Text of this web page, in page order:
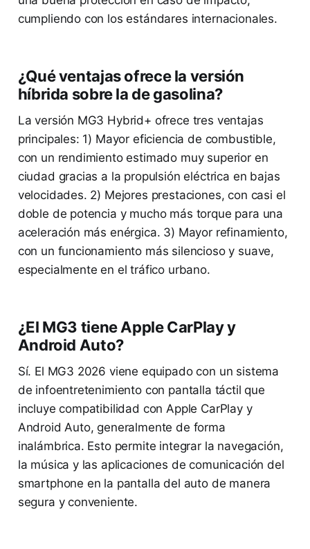
cumpliendo con los estándares internacionales.
¿Qué ventajas ofrece la versión
híbrida sobre la de gasolina?
La versión MG3 Hybrid+ ofrece tres ventajas
principales: 1) Mayor eficiencia de combustible,
con un rendimiento estimado muy superior en
ciudad gracias a la propulsión eléctrica en bajas
velocidades. 2) Mejores prestaciones, con casi el
doble de potencia y mucho más torque para una
aceleración más enérgica. 3) Mayor refinamiento,
con un funcionamiento más silencioso y suave,
especialmente en el tráfico urbano.
¿El MG3 tiene Apple CarPlay y
Android Auto?
Sí. El MG3 2026 viene equipado con un sistema
de infoentretenimiento con pantalla táctil que
incluye compatibilidad con Apple CarPlay y
Android Auto, generalmente de forma
inalámbrica. Esto permite integrar la navegación,
la música y las aplicaciones de comunicación del
smartphone en la pantalla del auto de manera
segura y conveniente.